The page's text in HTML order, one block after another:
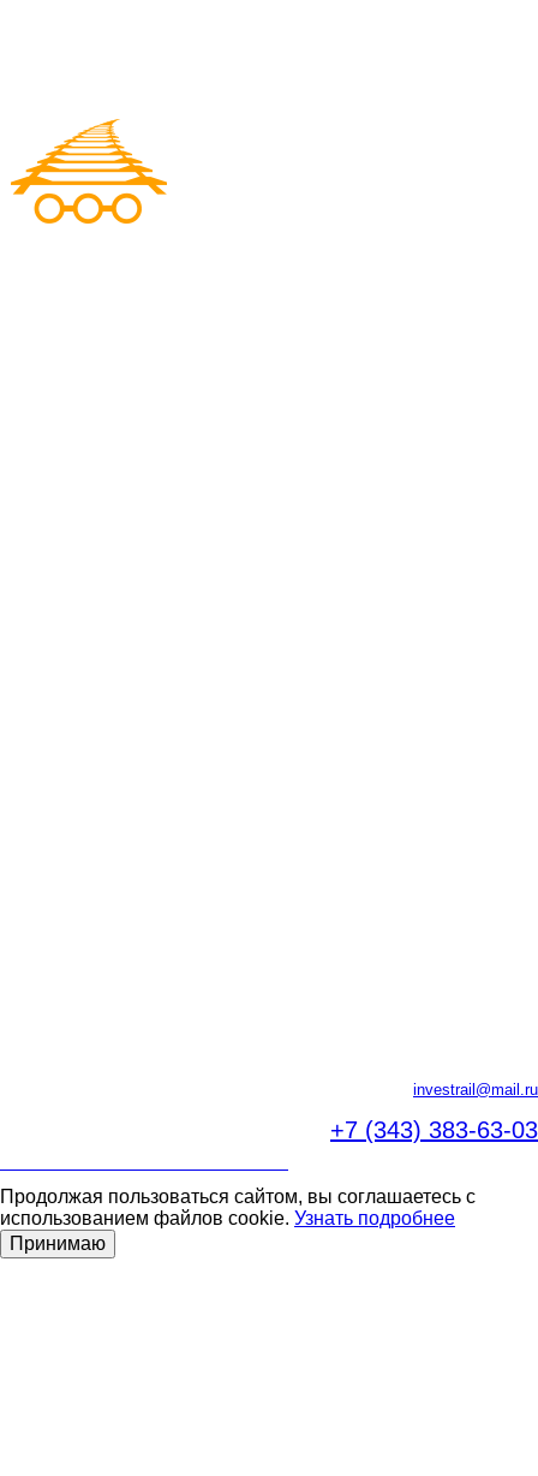
investrail@mail.ru
+7 (343) 383-63-03
Продолжая пользоваться сайтом, вы соглашаетесь с
использованием файлов cookie. Узнать подробнее
Принимаю